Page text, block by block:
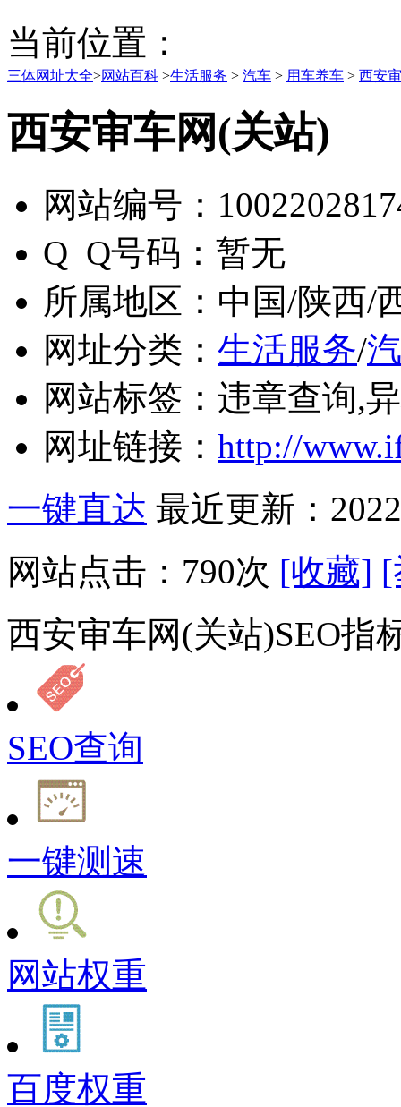
当前位置：
三体网址大全>网站百科 >生活服务 > 汽车 > 用车养车 > 西安
西安审车网(关站)
网站编号：
Q Q号码： 暂无
所属地区： 中国/陕西/
网址分类： 生活服务/
网站标签： 违章查询,
网址链接： http://
一键直达 最近更新：
网站点击： 790次 [收藏] [
西安审车网(关站)SEO指
SEO查询
一键测速
网站权重
百度权重